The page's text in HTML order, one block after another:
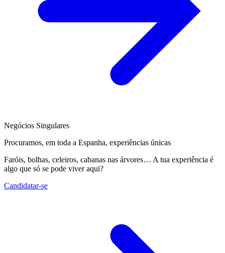
Negócios Singulares
Procuramos, em toda a Espanha, experiências únicas
Faróis, bolhas, celeiros, cabanas nas árvores… A tua experiência é
algo que só se pode viver aqui?
Candidatar-se